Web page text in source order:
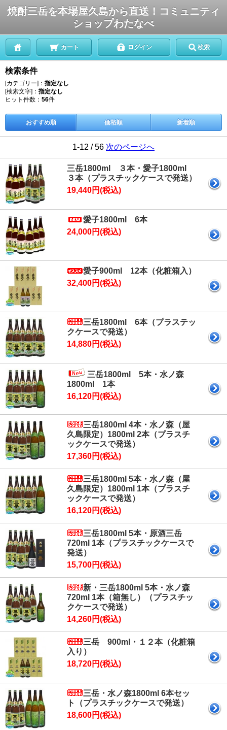
焼酎三岳を本場屋久島から直送！コミュニティ
ショップわたなべ
カート ログイン 検索
検索条件
[カテゴリー]： 指定なし
[検索文字]： 指定なし
ヒット件数： 56件
おすすめ順 価格順 新着順
1-12 / 56 次のページへ
三岳1800ml ３本・愛子1800ml
３本（プラスチックケースで発送）
19,440円(税込)
愛子1800ml 6本
24,000円(税込)
愛子900ml 12本（化粧箱入）
32,400円(税込)
三岳1800ml 6本（プラステッ
クケースで発送）
14,880円(税込)
三岳1800ml 5本・水ノ森
1800ml 1本
16,120円(税込)
三岳1800ml 4本・水ノ森（屋
久島限定）1800ml 2本（プラスチ
ックケースで発送）
17,360円(税込)
三岳1800ml 5本・水ノ森（屋
久島限定）1800ml 1本（プラスチ
ックケースで発送）
16,120円(税込)
三岳1800ml 5本・原酒三岳
720ml 1本（プラスチックケースで
発送）
15,700円(税込)
新・三岳1800ml 5本・水ノ森
720ml 1本（箱無し）（プラスチッ
クケースで発送）
14,260円(税込)
三岳 900ml・１２本（化粧箱
入り）
18,720円(税込)
三岳・水ノ森1800ml 6本セッ
ト（プラスチックケースで発送）
18,600円(税込)